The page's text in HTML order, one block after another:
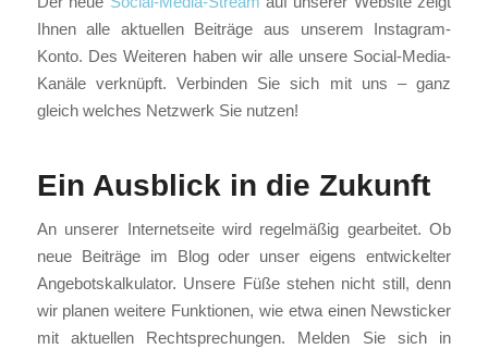
Ihnen alle aktuellen Beiträge aus unserem Instagram-
Konto. Des Weiteren haben wir alle unsere Social-Media-
Kanäle verknüpft. Verbinden Sie sich mit uns – ganz
gleich welches Netzwerk Sie nutzen!
Ein Ausblick in die Zukunft
An unserer Internetseite wird regelmäßig gearbeitet. Ob
neue Beiträge im Blog oder unser eigens entwickelter
Angebotskalkulator. Unsere Füße stehen nicht still, denn
wir planen weitere Funktionen, wie etwa einen Newsticker
mit aktuellen Rechtsprechungen. Melden Sie sich in